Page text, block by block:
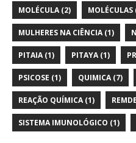
MOLÉCULA(2) MOLÉCULAS
MULHERES NA CIÊNCIA(1)
PITAIA(1) PITAYA(1)
PSICOSE (1) QUIMICA(7)
REAÇÃO QUÍMICA(1)
SISTEMA IMUNOLÓGICO (1)